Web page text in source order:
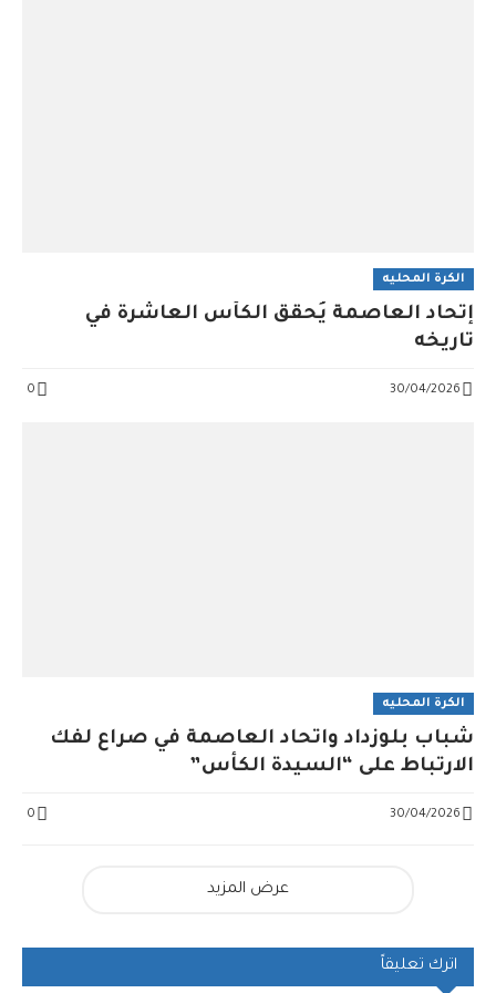
الكرة المحليه
إتحاد العاصمة يُحقق الكأس العاشرة في
تاريخه
30/04/2026
0
الكرة المحليه
شباب بلوزداد واتحاد العاصمة في صراع لفك
الارتباط على “السيدة الكأس”
30/04/2026
0
عرض المزيد
اترك تعليقاً